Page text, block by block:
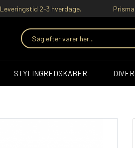
Leveringstid 2-3 hverdage.
STYLINGREDSKABER